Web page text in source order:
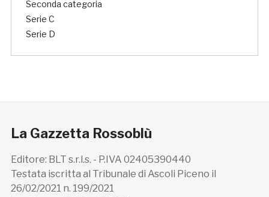
Seconda categoria
Serie C
Serie D
La Gazzetta Rossoblù
Editore: BLT s.r.l.s. - P.IVA 02405390440
Testata iscritta al Tribunale di Ascoli Piceno il
26/02/2021 n. 199/2021